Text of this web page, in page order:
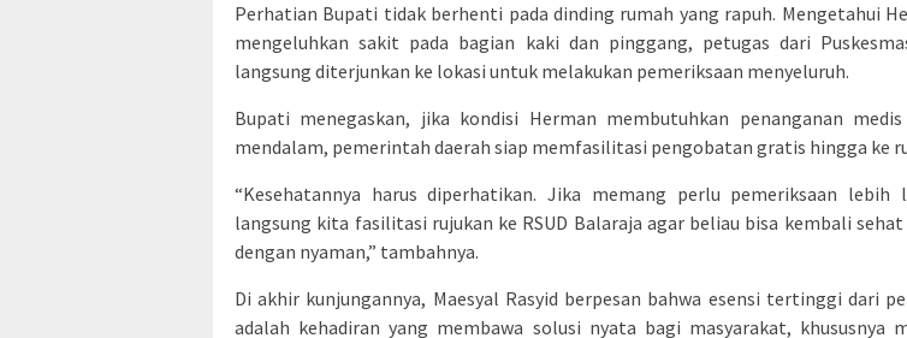
Perhatian Bupati tidak berhenti pada dinding rumah yang rapuh. Mengetahui
mengeluhkan sakit pada bagian kaki dan pinggang, petugas dari
langsung diterjunkan ke lokasi untuk melakukan pemeriksaan menyeluruh.
Bupati menegaskan, jika kondisi Herman membutuhkan penanganan
mendalam, pemerintah daerah siap memfasilitasi pengobatan gratis hingga ke
“Kesehatannya harus diperhatikan. Jika memang perlu pemeriksaan lebih
langsung kita fasilitasi rujukan ke RSUD Balaraja agar beliau bisa kembali
dengan nyaman,” tambahnya.
Di akhir kunjungannya, Maesyal Rasyid berpesan bahwa esensi tertinggi dari
adalah kehadiran yang membawa solusi nyata bagi masyarakat, khususnya